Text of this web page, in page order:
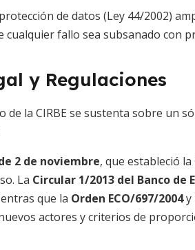
de datos (Ley 44/2002)
cualquier fallo sea subsanado con
y Regulaciones
de la CIRBE se sustenta sobre un
2 de noviembre, que estableció
La Circular 1/2013 del Banco de
que la Orden ECO/697/2004y
actores y criterios de